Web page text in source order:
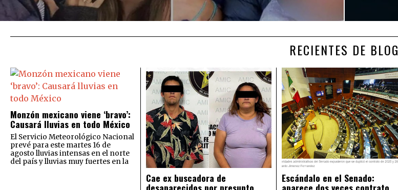
RECIENTES DE BLOG
Monzón mexicano viene ‘bravo’:
Causará lluvias en todo México
El Servicio Meteorológico Nacional
prevé para este martes 16 de
agosto lluvias intensas en el norte
del país y lluvias muy fuertes en la
Cae ex buscadora de
desaparecidos por presunto
Escándalo en el Senado:
aparece dos veces contrato